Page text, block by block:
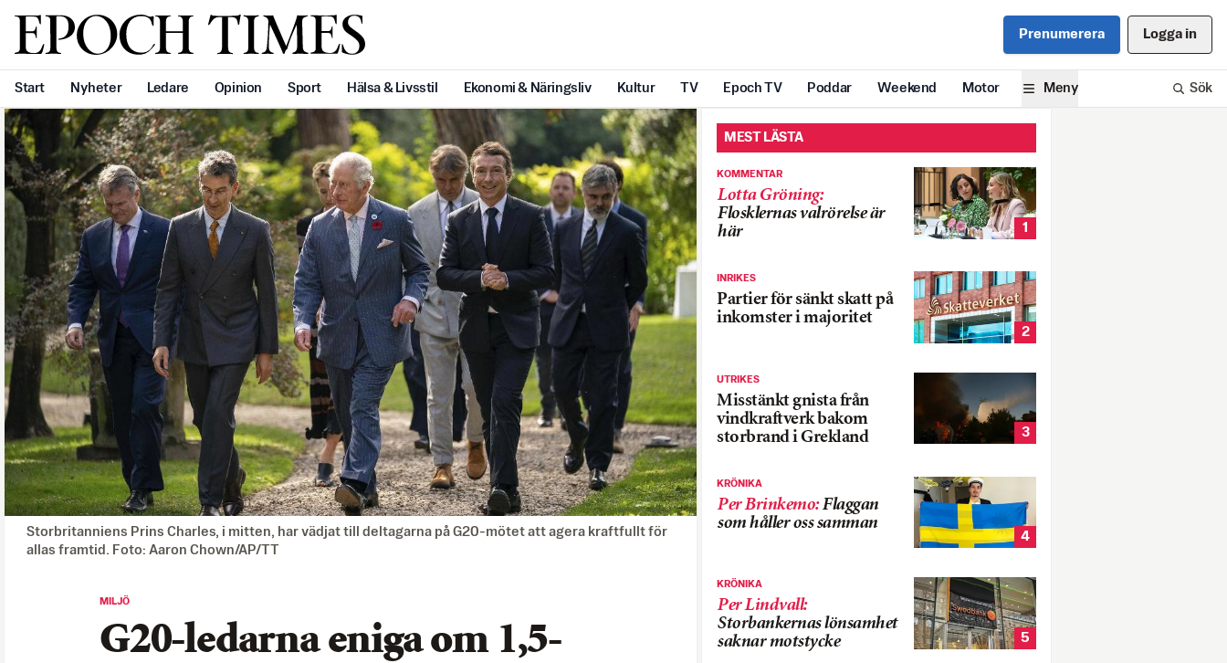
Svenska Epoch Times Prenumerera Logga in
Start Nyheter Ledare Opinion Sport Hälsa & Livsstil Ekonomi & Näringsliv Kultur TV Epoch TV Poddar Weekend Motor Meny Sök
Storbritanniens Prins Charles, i mitten, har vädjat till deltagarna på G20-mötet att agera kraftfullt för
allas framtid. Foto: Aaron Chown/AP/TT
MILJÖ
G20-ledarna eniga om 1,5-
MEST LÄSTA
KOMMENTAR
Lotta Gröning:
Flosklernas valrörelse är
här
1
INRIKES
Partier för sänkt skatt på
inkomster i majoritet
2
UTRIKES
Misstänkt gnista från
vindkraftverk bakom
storbrand i Grekland
3
KRÖNIKA
Per Brinkemo:Flaggan
som håller oss samman
4
KRÖNIKA
Per Lindvall:
Storbankernas lönsamhet
saknar motstycke
5